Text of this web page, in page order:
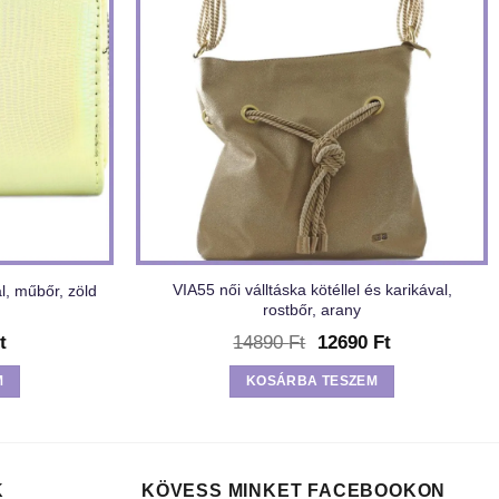
műbőr, zöld
Current
price
1890 Ft.
VIA55 női válltáska kötéllel és karikával,
rostbőr, arany
14890Ft Original
price
was:
14890 Ft.
12690 FtCurrent
price
12690 Ft.
KOSÁRBA TESZEM
KÖVESS MINKET FACEBOOKON